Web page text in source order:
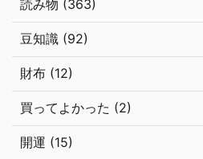
読み物 (363)
豆知識 (92)
財布 (12)
買ってよかった (2)
開運 (15)